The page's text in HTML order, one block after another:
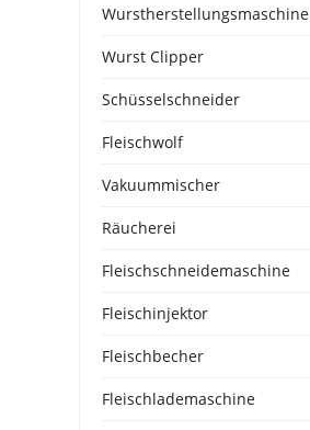
Wurstherstellungsmaschine
Wurst Clipper
Schüsselschneider
Fleischwolf
Vakuummischer
Räucherei
Fleischschneidemaschine
Fleischinjektor
Fleischbecher
Fleischlademaschine